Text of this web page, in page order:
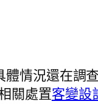
情況還在調
關處置客變設